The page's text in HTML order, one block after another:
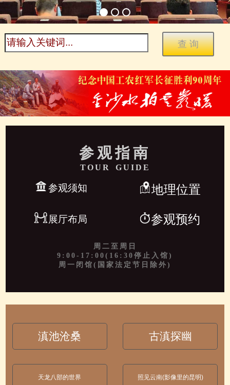
参观指南
TOUR GUIDE
参观须知 地理位置
展厅布局 参观预约
周二至周日
9:00-17:00(16:30停止入馆)
周一闭馆(国家法定节日除外)
滇池沧桑 古滇探幽
天龙八部的世界 照见云南(影像里的昆明)